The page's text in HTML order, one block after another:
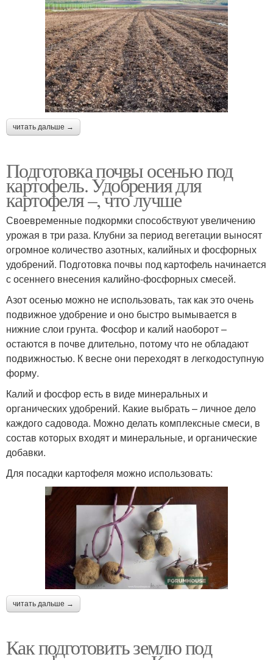
читать дальше →
Подготовка почвы осенью под
картофель. Удобрения для
картофеля –, что лучше
Своевременные подкормки способствуют увеличению
урожая в три раза. Клубни за период вегетации выносят
огромное количество азотных, калийных и фосфорных
удобрений. Подготовка почвы под картофель начинается
с осеннего внесения калийно-фосфорных смесей.
Азот осенью можно не использовать, так как это очень
подвижное удобрение и оно быстро вымывается в
нижние слои грунта. Фосфор и калий наоборот –
остаются в почве длительно, потому что не обладают
подвижностью. К весне они переходят в легкодоступную
форму.
Калий и фосфор есть в виде минеральных и
органических удобрений. Какие выбрать – личное дело
каждого садовода. Можно делать комплексные смеси, в
состав которых входят и минеральные, и органические
добавки.
Для посадки картофеля можно использовать:
читать дальше →
Как подготовить землю под